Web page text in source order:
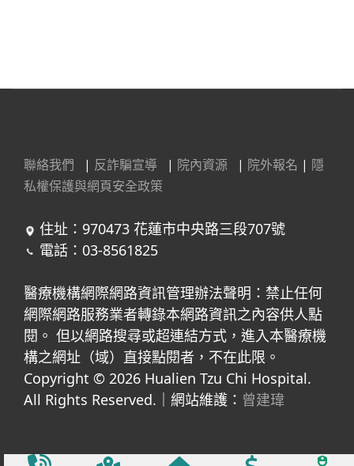
聯絡我們 | 反詐騙宣導 | 院內資源 | 院外報名 | 隱
私權保護與網頁安全政策
住址：970473 花蓮市中央路三段707號
電話：03-8561825
醫療機構網際網路資訊管理辦法聲明：禁止任何
網際網路服務業者轉錄本網路資訊之內容供人點
閱。 但以網路搜尋或超連結方式，進入本醫療機
構之網址（域）直接點閱者，不在此限。
Copyright © 2026 Hualien Tzu Chi Hospital.
All Rights Reserved.｜網站維護： 曾建瑋